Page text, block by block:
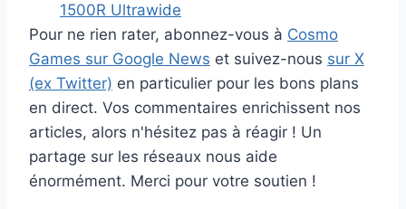
1500R Ultrawide
Pour ne rien rater, abonnez-vous à Cosmo
Games sur Google News et suivez-nous sur X
(ex Twitter) en particulier pour les bons plans
en direct. Vos commentaires enrichissent nos
articles, alors n'hésitez pas à réagir ! Un
partage sur les réseaux nous aide
énormément. Merci pour votre soutien !